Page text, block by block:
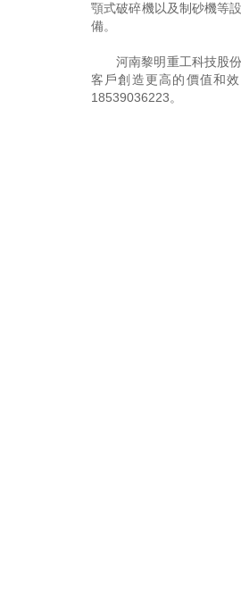
顎式破碎機以及制砂機等
備。
河南黎明重工科技股
客戶創造更高的價值和
18539036223。